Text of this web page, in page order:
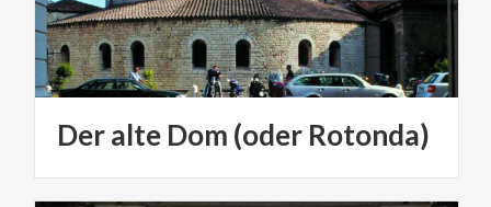
Deralte Dom (oder Rotonda)